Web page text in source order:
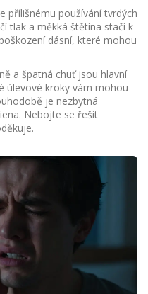
přílišnému používání tvrdých
tlak a měkká štětina stačí k
dásní, které mohou
a špatná chuť jsou hlavní
úlevové kroky vám mohou
je nezbytná
Nebojte se řešit